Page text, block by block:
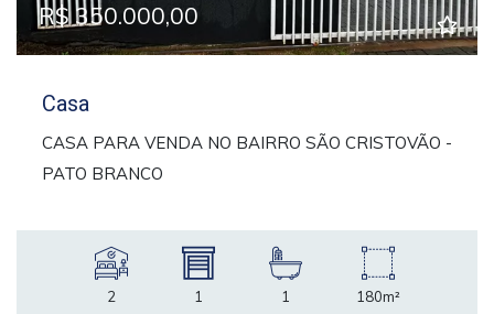
R$ 350.000,00
Casa
CASA PARA VENDA NO BAIRRO SÃO CRISTOVÃO -
PATO BRANCO
2 1 1 180m²